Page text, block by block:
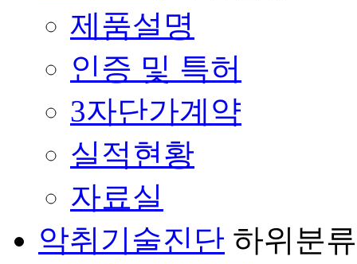
제품설명
인증 및 특허
3자단가계약
실적현황
자료실
악취기술진단 하위분류